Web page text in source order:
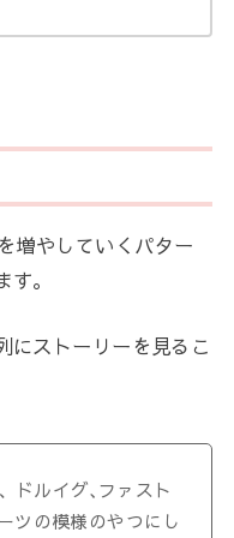
増やしていくパター
。
にストーリーを見るこ
ドルイグ､ファスト
ツの模様のやつにし